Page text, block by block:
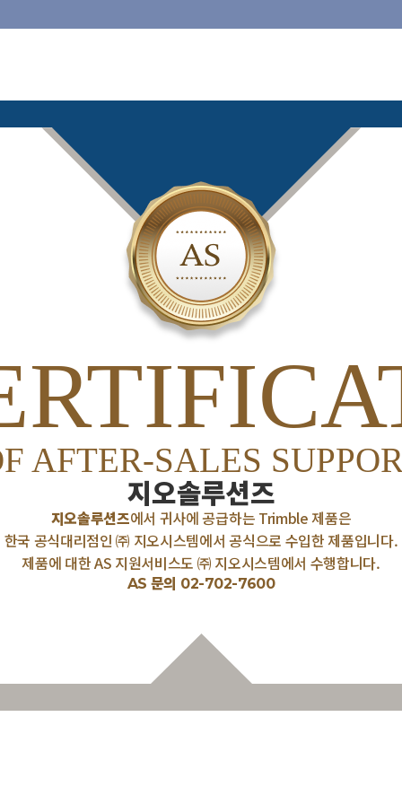
AFTER-SALES
지오솔루션즈
지오솔루션즈에서 귀사에 공급하는 Trimble 제품은
한국 공식대리점인 ㈜ 지오시스템에서 공식으로 수입한 제품입니다.
제품에 대한 AS 지원서비스도 ㈜ 지오시스템에서 수행합니다.
AS 문의 02-702-7600